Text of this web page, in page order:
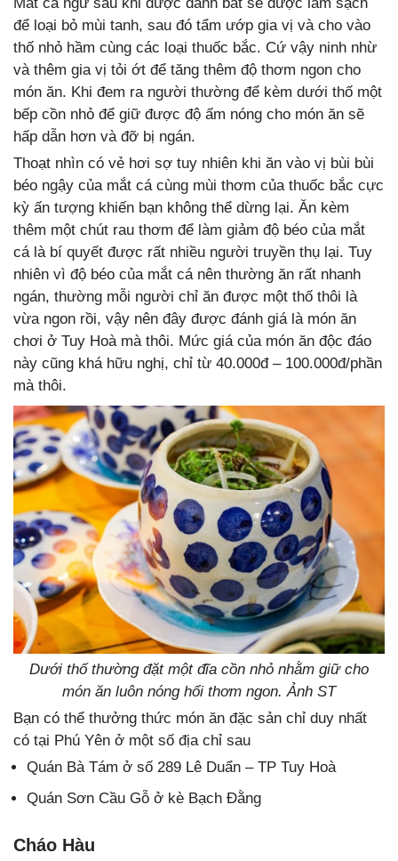
để loại bỏ mùi tanh, sau đó tẩm ướp gia vị và cho vào
thố nhỏ hầm cùng các loại thuốc bắc. Cứ vậy ninh nhừ
và thêm gia vị tỏi ớt để tăng thêm độ thơm ngon cho
món ăn. Khi đem ra người thường để kèm dưới thố một
bếp cồn nhỏ để giữ được độ ấm nóng cho món ăn sẽ
hấp dẫn hơn và đỡ bị ngán.
Thoạt nhìn có vẻ hơi sợ tuy nhiên khi ăn vào vị bùi bùi
béo ngậy của mắt cá cùng mùi thơm của thuốc bắc cực
kỳ ấn tượng khiến bạn không thể dừng lại. Ăn kèm
thêm một chút rau thơm để làm giảm độ béo của mắt
cá là bí quyết được rất nhiều người truyền thụ lại. Tuy
nhiên vì độ béo của mắt cá nên thường ăn rất nhanh
ngán, thường mỗi người chỉ ăn được một thố thôi là
vừa ngon rồi, vậy nên đây được đánh giá là món ăn
chơi ở Tuy Hoà mà thôi. Mức giá của món ăn độc đáo
này cũng khá hữu nghị, chỉ từ 40.000đ – 100.000đ/phần
mà thôi.
Dưới thố thường đặt một đĩa cồn nhỏ nhằm giữ cho
món ăn luôn nóng hổi thơm ngon. Ảnh ST
Bạn có thể thưởng thức món ăn đặc sản chỉ duy nhất
có tại Phú Yên ở một số địa chỉ sau
Quán Bà Tám ở số 289 Lê Duẩn – TP Tuy Hoà
Quán Sơn Cầu Gỗ ở kè Bạch Đằng
Cháo Hàu